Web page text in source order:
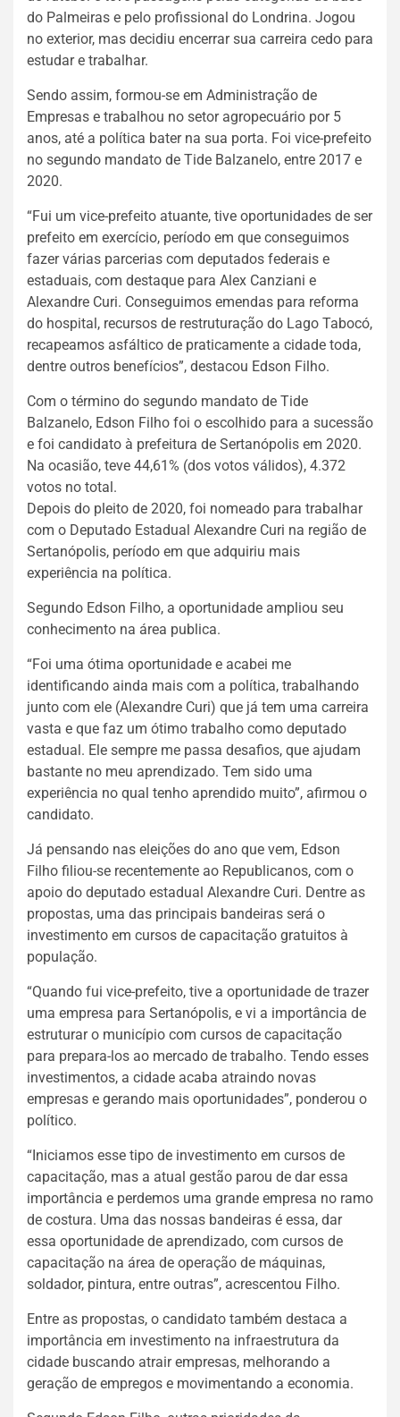
do Palmeiras e pelo profissional do Londrina. Jogou
no exterior, mas decidiu encerrar sua carreira cedo para
estudar e trabalhar.
Sendo assim, formou-se em Administração de
Empresas e trabalhou no setor agropecuário por 5
anos, até a política bater na sua porta. Foi vice-prefeito
no segundo mandato de Tide Balzanelo, entre 2017 e
2020.
“Fui um vice-prefeito atuante, tive oportunidades de ser
prefeito em exercício, período em que conseguimos
fazer várias parcerias com deputados federais e
estaduais, com destaque para Alex Canziani e
Alexandre Curi. Conseguimos emendas para reforma
do hospital, recursos de restruturação do Lago Tabocó,
recapeamos asfáltico de praticamente a cidade toda,
dentre outros benefícios”, destacou Edson Filho.
Com o término do segundo mandato de Tide
Balzanelo, Edson Filho foi o escolhido para a sucessão
e foi candidato à prefeitura de Sertanópolis em 2020.
Na ocasião, teve 44,61% (dos votos válidos), 4.372
votos no total.
Depois do pleito de 2020, foi nomeado para trabalhar
com o Deputado Estadual Alexandre Curi na região de
Sertanópolis, período em que adquiriu mais
experiência na política.
Segundo Edson Filho, a oportunidade ampliou seu
conhecimento na área publica.
“Foi uma ótima oportunidade e acabei me
identificando ainda mais com a política, trabalhando
junto com ele (Alexandre Curi) que já tem uma carreira
vasta e que faz um ótimo trabalho como deputado
estadual. Ele sempre me passa desafios, que ajudam
bastante no meu aprendizado. Tem sido uma
experiência no qual tenho aprendido muito”, afirmou o
candidato.
Já pensando nas eleições do ano que vem, Edson
Filho filiou-se recentemente ao Republicanos, com o
apoio do deputado estadual Alexandre Curi. Dentre as
propostas, uma das principais bandeiras será o
investimento em cursos de capacitação gratuitos à
população.
“Quando fui vice-prefeito, tive a oportunidade de trazer
uma empresa para Sertanópolis, e vi a importância de
estruturar o município com cursos de capacitação
para prepara-los ao mercado de trabalho. Tendo esses
investimentos, a cidade acaba atraindo novas
empresas e gerando mais oportunidades”, ponderou o
político.
“Iniciamos esse tipo de investimento em cursos de
capacitação, mas a atual gestão parou de dar essa
importância e perdemos uma grande empresa no ramo
de costura. Uma das nossas bandeiras é essa, dar
essa oportunidade de aprendizado, com cursos de
capacitação na área de operação de máquinas,
soldador, pintura, entre outras”, acrescentou Filho.
Entre as propostas, o candidato também destaca a
importância em investimento na infraestrutura da
cidade buscando atrair empresas, melhorando a
geração de empregos e movimentando a economia.